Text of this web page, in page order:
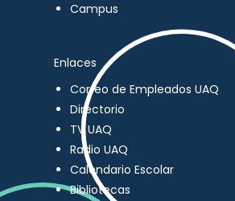
Campus
Enlaces
Correo de Empleados UAQ
Directorio
TV UAQ
Radio UAQ
Calendario Escolar
Bibliotecas